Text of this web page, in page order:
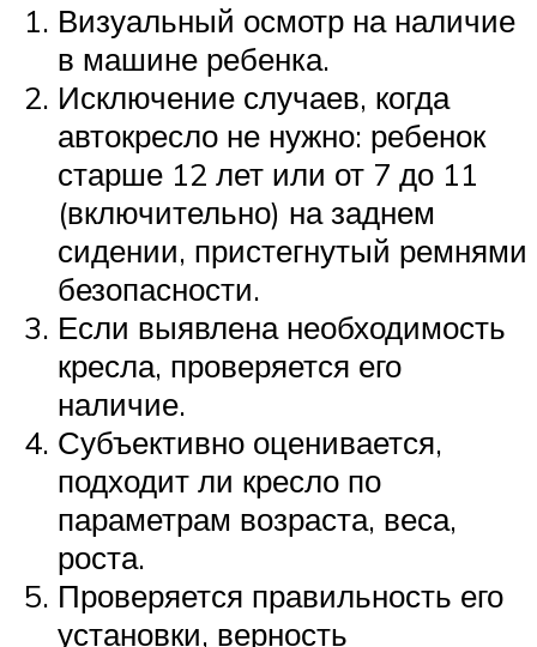
Визуальный осмотр на наличие
в машине ребенка.
Исключение случаев, когда
автокресло не нужно: ребенок
старше 12 лет или от 7 до 11
(включительно) на заднем
сидении, пристегнутый ремнями
безопасности.
Если выявлена необходимость
кресла, проверяется его
наличие.
Субъективно оценивается,
подходит ли кресло по
параметрам возраста, веса,
роста.
Проверяется правильность его
установки, верность